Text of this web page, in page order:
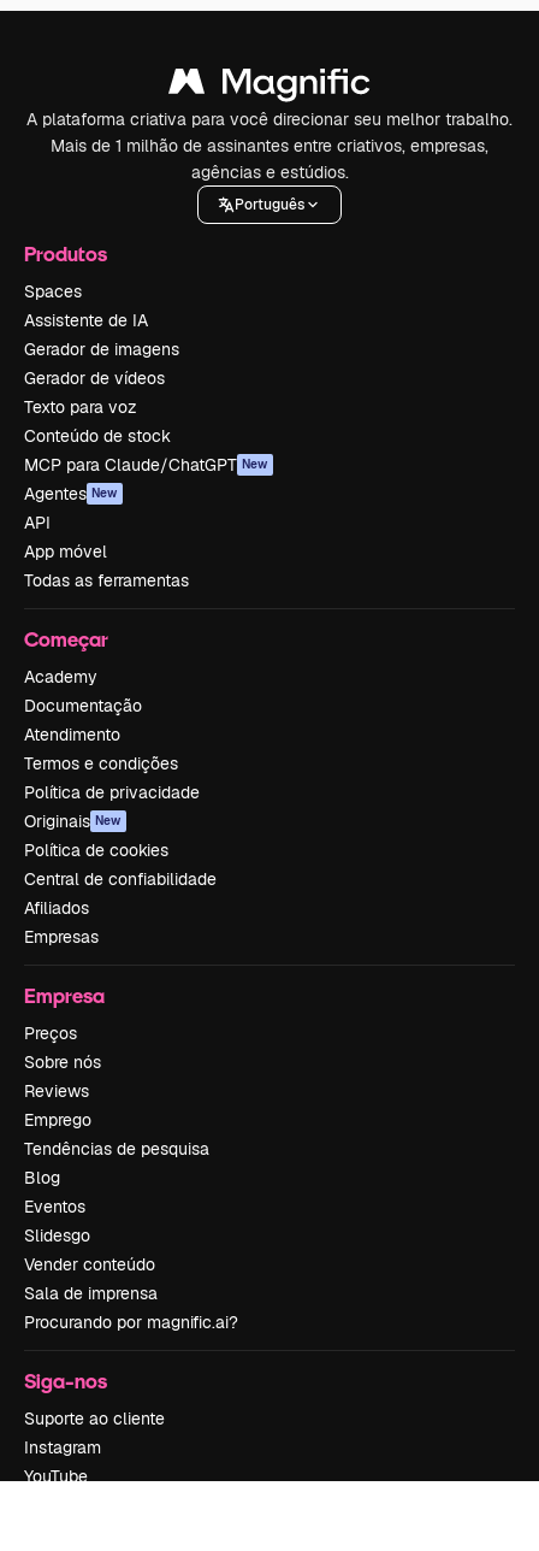
A plataforma criativa para você direcionar seu melhor trabalho.
Mais de 1 milhão de assinantes entre criativos, empresas,
agências e estúdios.
Português
Produtos
Spaces
Assistente de IA
Gerador de imagens
Gerador de vídeos
Texto para voz
Conteúdo de stock
MCP para Claude/ChatGPT New
Agentes New
API
App móvel
Todas as ferramentas
Começar
Academy
Documentação
Atendimento
Termos e condições
Política de privacidade
Originais New
Política de cookies
Central de confiabilidade
Afiliados
Empresas
Empresa
Preços
Sobre nós
Reviews
Emprego
Tendências de pesquisa
Blog
Eventos
Slidesgo
Vender conteúdo
Sala de imprensa
Procurando por magnific.ai?
Siga-nos
Suporte ao cliente
Instagram
YouTube